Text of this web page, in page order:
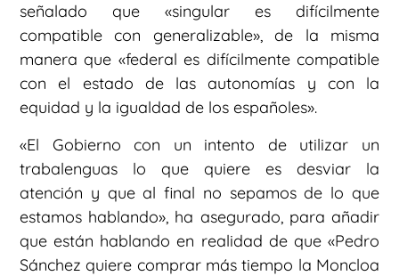
señalado que «singular es difícilmente
compatible con generalizable», de la misma
manera que «federal es difícilmente compatible
con el estado de las autonomías y con la
equidad y la igualdad de los españoles».
«El Gobierno con un intento de utilizar un
trabalenguas lo que quiere es desviar la
atención y que al final no sepamos de lo que
estamos hablando», ha asegurado, para añadir
que están hablando en realidad de que «Pedro
Sánchez quiere comprar más tiempo la Moncloa